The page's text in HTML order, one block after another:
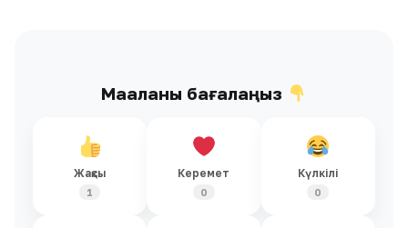
Мақаланы бағалаңыз
Жақсы
1
Керемет
0
Күлкілі
0